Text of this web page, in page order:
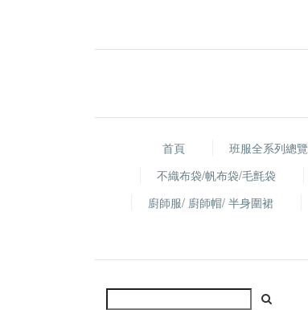
首頁 班服全系列總覽
不織布袋/帆布袋/毛氈袋
廚師服/ 廚師帽/ 半身圍裙